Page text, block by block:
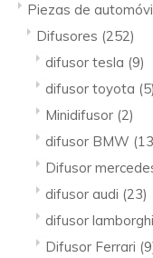
Piezas de
Difusores (252)
difusor tesla (9)
difusor toyota (5)
Minidifusor (2)
difusor BMW
Difusor
difusor audi (23)
difusor
Difusor Ferrari